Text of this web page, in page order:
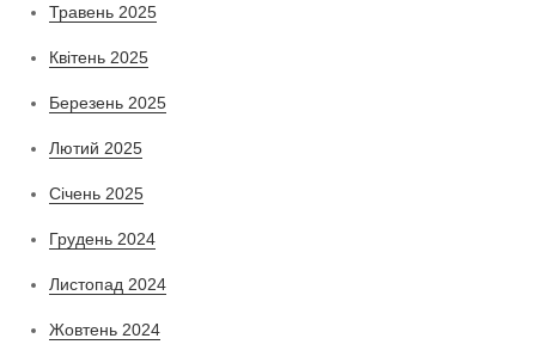
Травень 2025
Квітень 2025
Березень 2025
Лютий 2025
Січень 2025
Грудень 2024
Листопад 2024
Жовтень 2024